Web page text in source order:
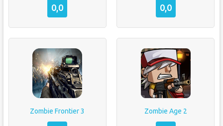
0,0 0,0
Zombie Frontier 3 Zombie Age 2